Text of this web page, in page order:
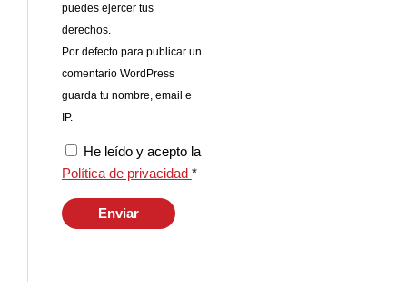
puedes ejercer tus
derechos.
Por defecto para publicar un
comentario WordPress
guarda tu nombre, email e
IP.
He leído y acepto la
Política de privacidad *